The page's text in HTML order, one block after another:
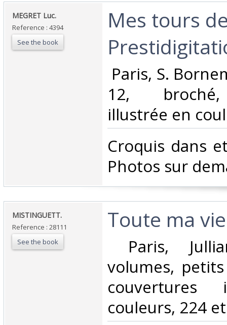
‎MEGRET Luc.‎
Reference : 4394
See the book
‎Mes tours
Paris, S.
12,
illustrée en
‎Croquis dans
Photos sur
‎MISTINGUETT.‎
Reference : 28111
See the book
‎Toute ma
Paris,
volumes,
couvertures
couleurs, 224